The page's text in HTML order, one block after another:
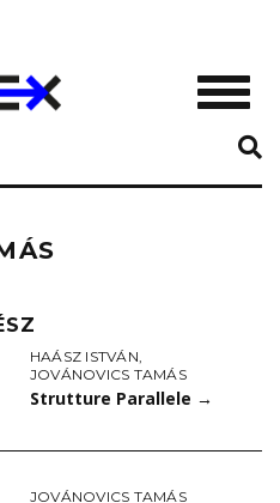
HAÁSZ ISTVÁN,
JOVÁNOVICS TAMÁS
Strutture Parallele →
JOVÁNOVICS TAMÁS